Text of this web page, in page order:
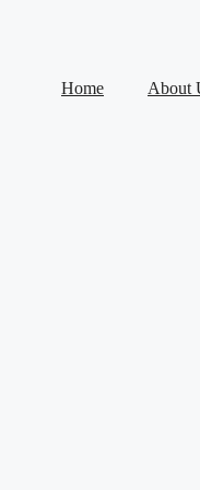
Home About